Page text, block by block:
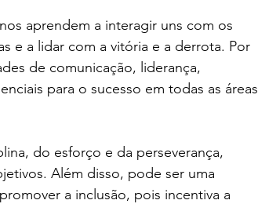
aprendem a interagir uns com os
e a lidar com a vitória e a derrota. Por
de comunicação, liderança,
para o sucesso em todas as áreas
do esforço e da perseverança,
Além disso, pode ser uma
a inclusão, pois incentiva a